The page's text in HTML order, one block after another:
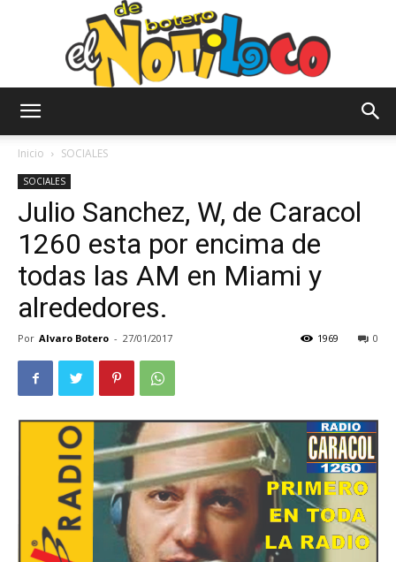
Notiloco
de
Inicio SOCIALES
SOCIALES
Julio Sanchez, W, de Caracol
1260 esta por encima de
todas las AM en Miami y
alrededores.
Por Alvaro Botero - 27/01/2017 0
1969